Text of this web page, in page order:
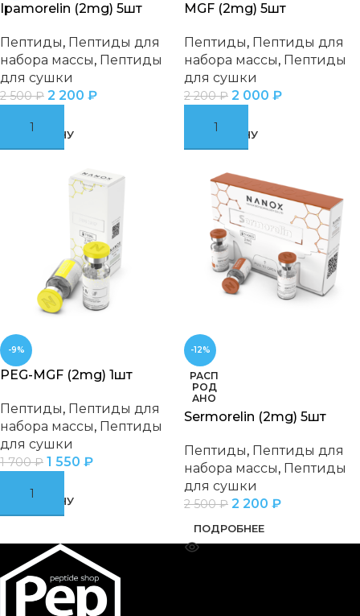
Ipamorelin (2mg) 5шт
Пептиды, Пептиды для
набора массы, Пептиды
для сушки
2 500₽ 2 200 ₽
В КОРЗИНУ
MGF (2mg) 5шт
Пептиды, Пептиды для
набора массы, Пептиды
для сушки
2 200₽ 2 000 ₽
В КОРЗИНУ
-9%
PEG-MGF (2mg) 1шт
Пептиды, Пептиды для
набора массы, Пептиды
для сушки
1 700₽ 1 550 ₽
В КОРЗИНУ
-12%
РАСП
РОД
АНО
Sermorelin (2mg) 5шт
Пептиды, Пептиды для
набора массы, Пептиды
для сушки
2 500₽ 2 200 ₽
ПОДРОБНЕЕ